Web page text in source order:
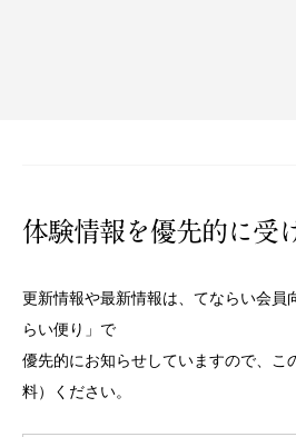
体験情報を優先的に受
更新情報や最新情報は、てならい会員
らい便り」で
優先的にお知らせしていますので、こ
料）ください。